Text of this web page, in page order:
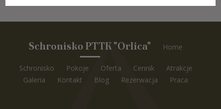
Schronisko PTTK "Orlica" Home
Schronisko Pokoje Oferta Cennik
Atrakcje
Galeria
Kontakt Blog Rezerwacja Praca